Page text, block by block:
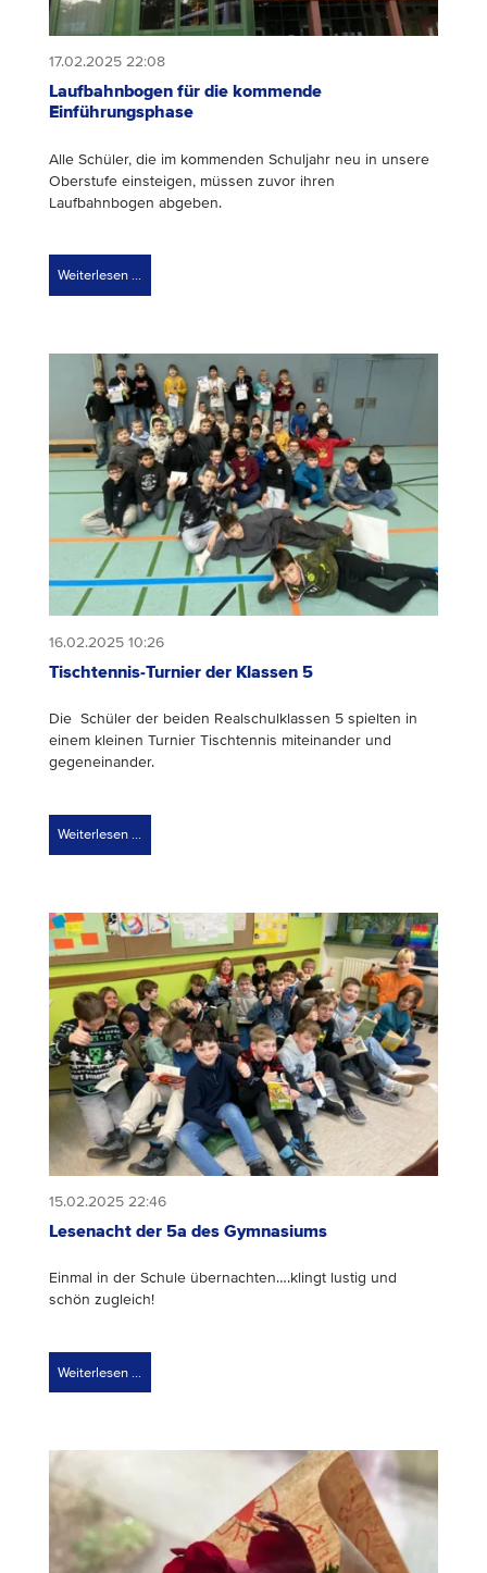
17.02.2025 22:08
Laufbahnbogen für die kommende
Einführungsphase
Alle Schüler, die im kommenden Schuljahr neu in unsere
Oberstufe einsteigen, müssen zuvor ihren
Laufbahnbogen abgeben.
Weiterlesen …
16.02.2025 10:26
Tischtennis-Turnier der Klassen 5
Die Schüler der beiden Realschulklassen 5 spielten in
einem kleinen Turnier Tischtennis miteinander und
gegeneinander.
Weiterlesen …
15.02.2025 22:46
Lesenacht der 5a des Gymnasiums
Einmal in der Schule übernachten….klingt lustig und
schön zugleich!
Weiterlesen …